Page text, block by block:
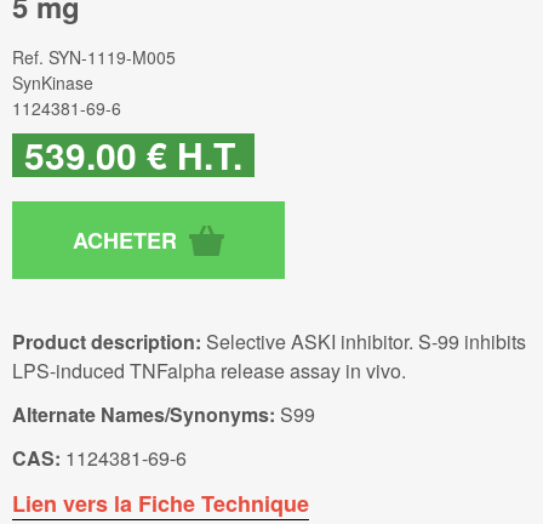
Ref. SYN-1119-M005
SynKinase
1124381-69-6
539.00 € H.T.
Product description: Selective ASKI inhibitor. S-99 inhibits
LPS-induced TNFalpha release assay in vivo.
Alternate Names/Synonyms: S99
CAS: 1124381-69-6
Lien vers la Fiche Technique